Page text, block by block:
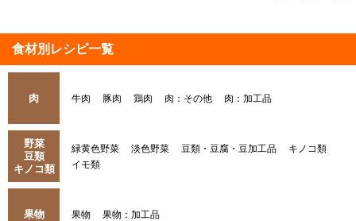
食材別レシピ一覧
肉 牛肉 豚肉 鶏肉 肉：その他 肉：加工品
野菜
豆類
キノコ類
緑黄色野菜 淡色野菜 豆類・豆腐・豆加工品
キノコ類
イモ類
果物 果物 果物：加工品